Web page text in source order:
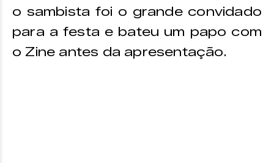
o sambista foi o grande convidado
para a festa e bateu um papo com
o Zine antes da apresentação.